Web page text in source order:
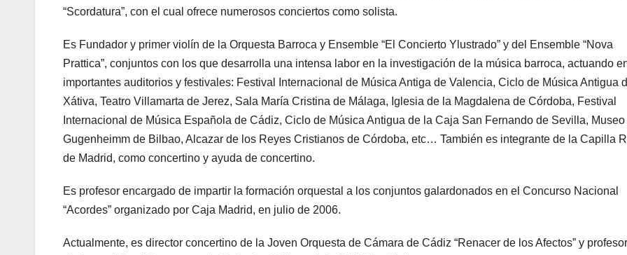
“Scordatura”, con el cual ofrece numerosos conciertos como solista.
Es Fundador y primer violín de la Orquesta Barroca y Ensemble “El Concierto Ylustrado” y del Ensemble “Nova
Prattica”, conjuntos con los que desarrolla una intensa labor en la investigación de la música barroca, actuando
importantes auditorios y festivales: Festival Internacional de Música Antiga de Valencia, Ciclo de Música Antigua
Xátiva, Teatro Villamarta de Jerez, Sala María Cristina de Málaga, Iglesia de la Magdalena de Córdoba, Festival
Internacional de Música Española de Cádiz, Ciclo de Música Antigua de la Caja San Fernando de Sevilla, Museo
Gugenheimm de Bilbao, Alcazar de los Reyes Cristianos de Córdoba, etc… También es integrante de la Capilla
de Madrid, como concertino y ayuda de concertino.
Es profesor encargado de impartir la formación orquestal a los conjuntos galardonados en el Concurso Nacional
“Acordes” organizado por Caja Madrid, en julio de 2006.
Actualmente, es director concertino de la Joven Orquesta de Cámara de Cádiz “Renacer de los Afectos” y